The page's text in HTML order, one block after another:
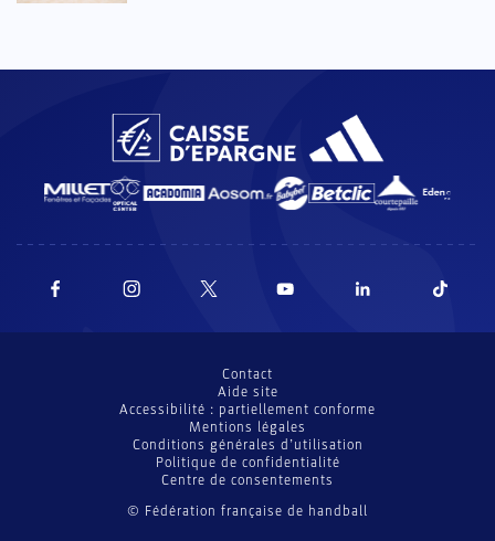
© Fédération française de handball
Contact
Aide site
Accessibilité : partiellement conforme
Mentions légales
Conditions générales d’utilisation
Politique de confidentialité
Centre de consentements